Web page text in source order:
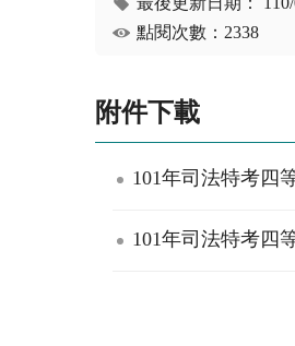
點閱次數：2338
附件下載
101年司法特考四
101年司法特考四